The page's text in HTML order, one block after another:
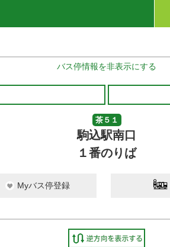
バス停情報を非表示にする
茶５１
駒込駅南口
１番のりば
Myバス停登録